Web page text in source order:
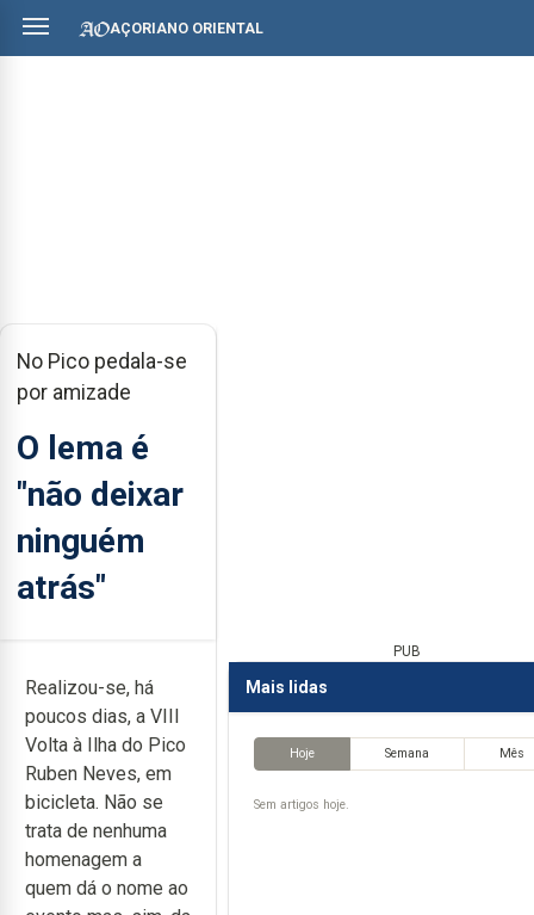
AÇORIANO ORIENTAL
No Pico pedala-se
por amizade
O lema é
"não deixar
ninguém
atrás"
Realizou-se, há
poucos dias, a VIII
Volta à Ilha do Pico
Ruben Neves, em
bicicleta. Não se
trata de nenhuma
homenagem a
quem dá o nome ao
PUB
Mais lidas
Hoje Semana Mês
Sem artigos hoje.